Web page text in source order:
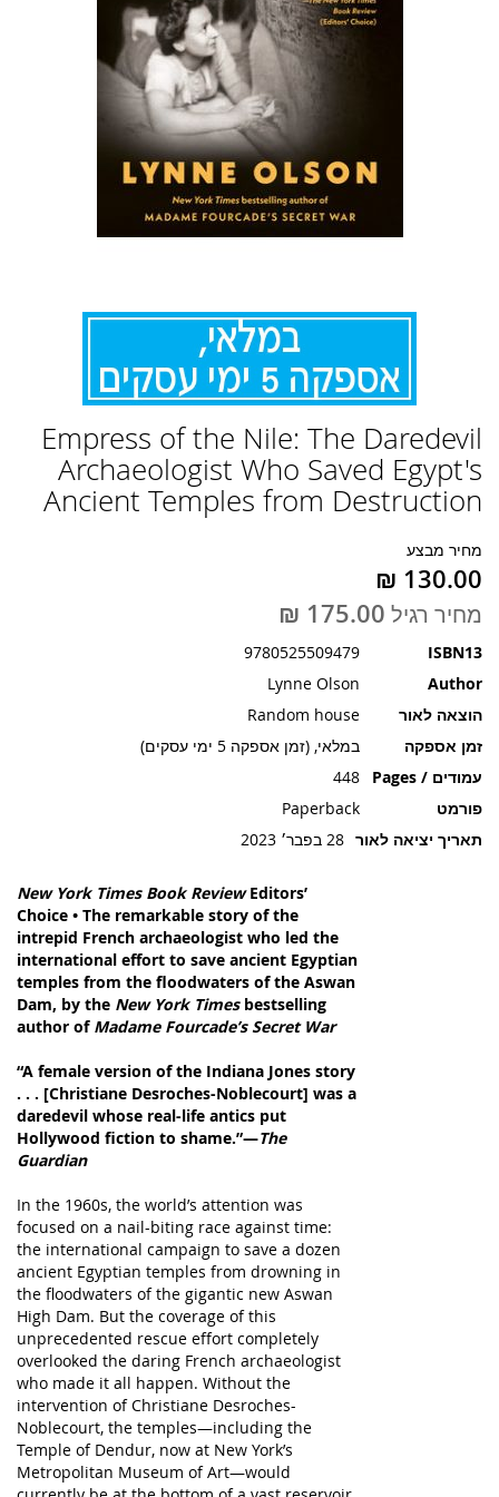
Empress of the Nile: The Daredevil
Archaeologist Who Saved Egypt's
Ancient Temples from Destruction
מחיר מבצע
מחיר רגיל
ISBN13
9780525509479
Author
Lynne Olson
הוצאה לאור
Random house
זמן אספקה
במלאי, (זמן אספקה 5 ימי עסקים)
עמודים / Pages
448
פורמט
Paperback
תאריך יציאה לאור 28 בפבר׳ 2023
New York Times Book ReviewEditors’
Choice • The remarkable story of the
intrepid French archaeologist who led the
international effort to save ancient Egyptian
temples from the floodwaters of the Aswan
Dam, by the New York Timesbestselling
author of Madame Fourcade’s Secret War
“A female version of the Indiana Jones story
. . . [Christiane Desroches-Noblecourt] was a
daredevil whose real-life antics put
Hollywood fiction to shame.”—The
Guardian
In the 1960s, the world’s attention was
focused on a nail-biting race against time:
the international campaign to save a dozen
ancient Egyptian temples from drowning in
the floodwaters of the gigantic new Aswan
High Dam. But the coverage of this
unprecedented rescue effort completely
overlooked the daring French archaeologist
who made it all happen. Without the
intervention of Christiane Desroches-
Noblecourt, the temples—including the
Temple of Dendur, now at New York’s
Metropolitan Museum of Art—would
להתחלה
של
גלריית
תמונות